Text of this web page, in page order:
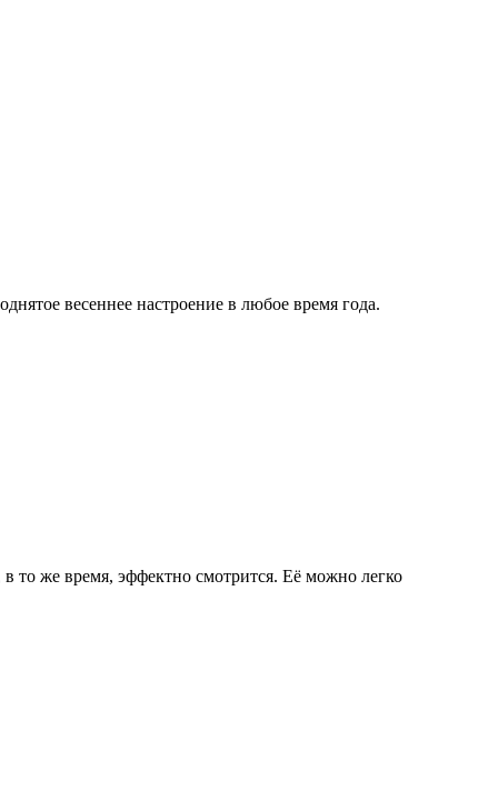
весеннее настроение в любое время года.
то же время, эффектно смотрится. Её можно легко